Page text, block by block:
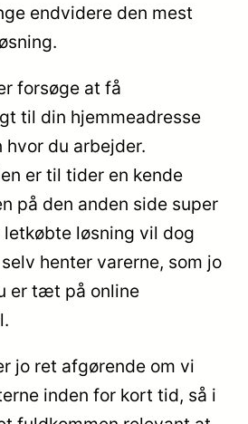
endvidere den mest
forsøge at få
til din hjemmeadresse
du arbejder.
er til tider en kende
på den anden side super
løsning vil dog
henter varerne, som jo
er tæt på online
jo ret afgørende om vi
inden for kort tid, så i